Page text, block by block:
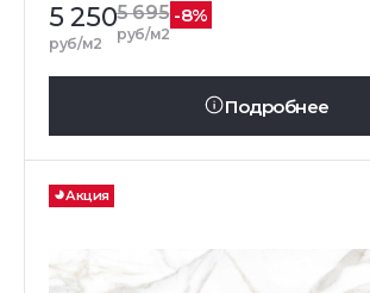
5 250
руб/м2
5 695
руб/м2
-8%
Подробнее
Акция